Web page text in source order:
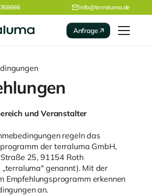
info@terraluma.de
Anfrage
und Veranstalter
regeln das
der terraluma GmbH,
25, 91154 Roth
„terraluma" genannt). Mit der
Empfehlungsprogramm erkennen
an.